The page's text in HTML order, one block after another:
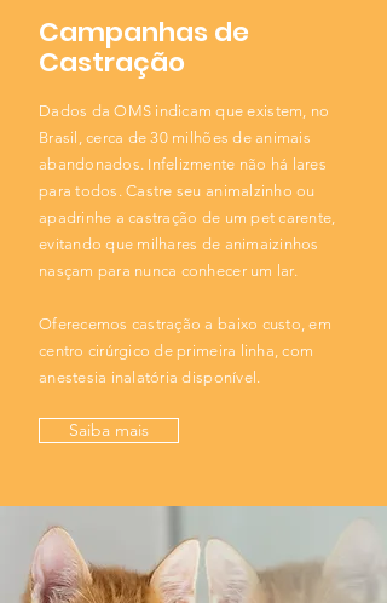
Campanhas de
Castração
Dados da OMS indicam que existem, no
Brasil, cerca de 30 milhões de animais
abandonados. Infelizmente não há lares
para todos. Castre seu animalzinho ou
apadrinhe a castração de um pet carente,
evitando que milhares de animaizinhos
nasçam para nunca conhecer um lar.
Oferecemos castração a baixo custo, em
centro cirúrgico de primeira linha, com
anestesia inalatória disponível.
Saiba mais